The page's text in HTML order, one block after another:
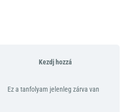
Kezdj hozzá
Ez a tanfolyam jelenleg zárva van